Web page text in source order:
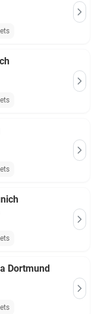
Dortmund